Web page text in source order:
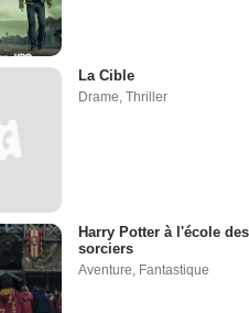
La Cible
Drame Thriller
Harry Potter à l'école des
sorciers
Aventure Fantastique